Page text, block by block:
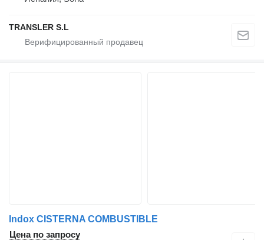
TRANSLER S.L
Indox CISTERNA COMBUSTIBLE
Цена по запросу